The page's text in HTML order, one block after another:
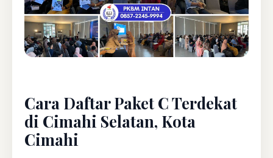
Cara Daftar Paket C Terdekat
di Cimahi Selatan, Kota
Cimahi